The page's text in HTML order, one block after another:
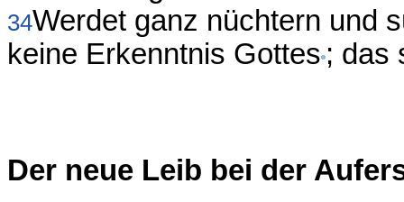
34Werdet ganz nüchtern und
keine Erkenntnis Gottes ; das
Der neue Leib bei der